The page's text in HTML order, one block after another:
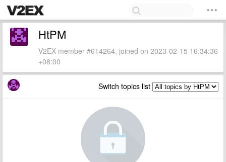
HtPM
V2EX member #614264, joined on 2023-02-15 16:34:36
+08:00
Switch topics list